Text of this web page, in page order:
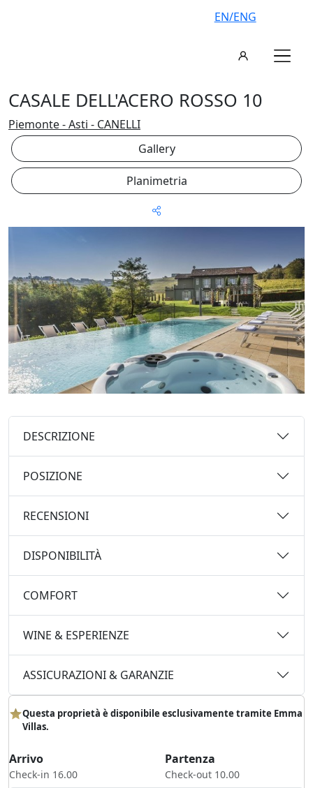
EN/ENG
CASALE DELL'ACERO ROSSO 10
Piemonte - Asti - CANELLI
Gallery
Planimetria
DESCRIZIONE
POSIZIONE
RECENSIONI
DISPONIBILITÀ
COMFORT
WINE & ESPERIENZE
ASSICURAZIONI & GARANZIE
Questa proprietà è disponibile esclusivamente tramite Emma
Villas.
Arrivo
Check-in 16.00
Partenza
Check-out 10.00